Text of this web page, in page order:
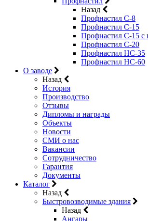
Назад
Профнастил С-8
Профнастил С-15
Профнастил C-15 с
Профнастил C-20
Профнастил НС-35
Профнастил НС-60
О заводе
Назад
История
Производство
Отзывы
Дипломы и награды
Объекты
Новости
СМИ о нас
Вакансии
Сотрудничество
Гарантия
Документы
Каталог
Назад
Быстровозводимые здания
Назад
Ангары